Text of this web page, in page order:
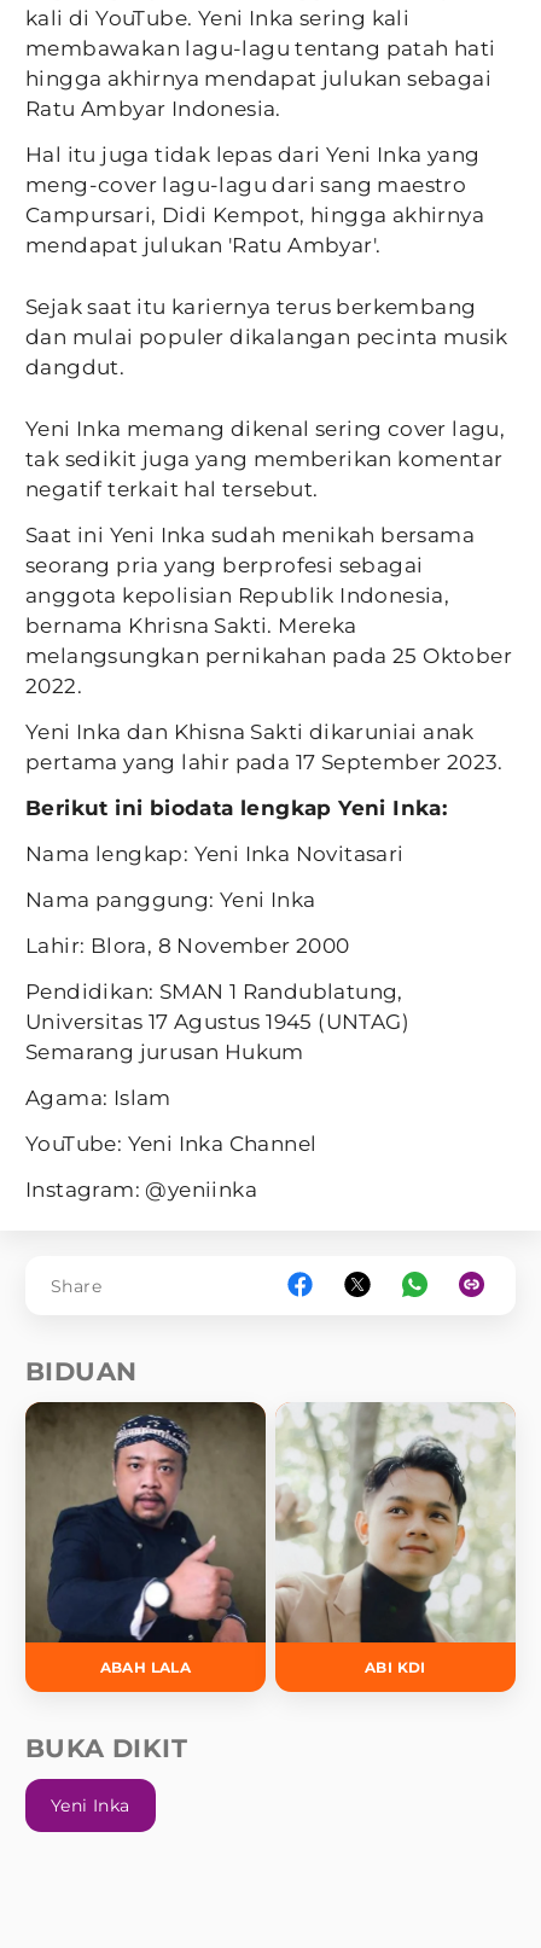
kali di YouTube. Yeni Inka sering kali
membawakan lagu-lagu tentang patah hati
hingga akhirnya mendapat julukan sebagai
Ratu Ambyar Indonesia.
Hal itu juga tidak lepas dari Yeni Inka yang
meng-cover lagu-lagu dari sang maestro
Campursari, Didi Kempot, hingga akhirnya
mendapat julukan 'Ratu Ambyar'.
Sejak saat itu kariernya terus berkembang
dan mulai populer dikalangan pecinta musik
dangdut.
Yeni Inka memang dikenal sering cover lagu,
tak sedikit juga yang memberikan komentar
negatif terkait hal tersebut.
Saat ini Yeni Inka sudah menikah bersama
seorang pria yang berprofesi sebagai
anggota kepolisian Republik Indonesia,
bernama Khrisna Sakti. Mereka
melangsungkan pernikahan pada 25 Oktober
2022.
Yeni Inka dan Khisna Sakti dikaruniai anak
pertama yang lahir pada 17 September 2023.
Berikut ini biodata lengkap Yeni Inka:
Nama lengkap: Yeni Inka Novitasari
Nama panggung: Yeni Inka
Lahir: Blora, 8 November 2000
Pendidikan: SMAN 1 Randublatung,
Universitas 17 Agustus 1945 (UNTAG)
Semarang jurusan Hukum
Agama: Islam
YouTube: Yeni Inka Channel
Instagram: @yeniinka
Share
BIDUAN
ABAH LALA ABI KDI
BUKA DIKIT
Yeni Inka